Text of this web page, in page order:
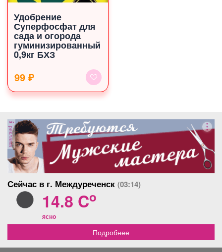
Удобрение
Суперфосфат для
сада и огорода
гуминизированный
0,9кг БХЗ
99 ₽
реклама
Сейчас в г. Междуреченск (03:14)
14.8 Co
ясно
Подробнее